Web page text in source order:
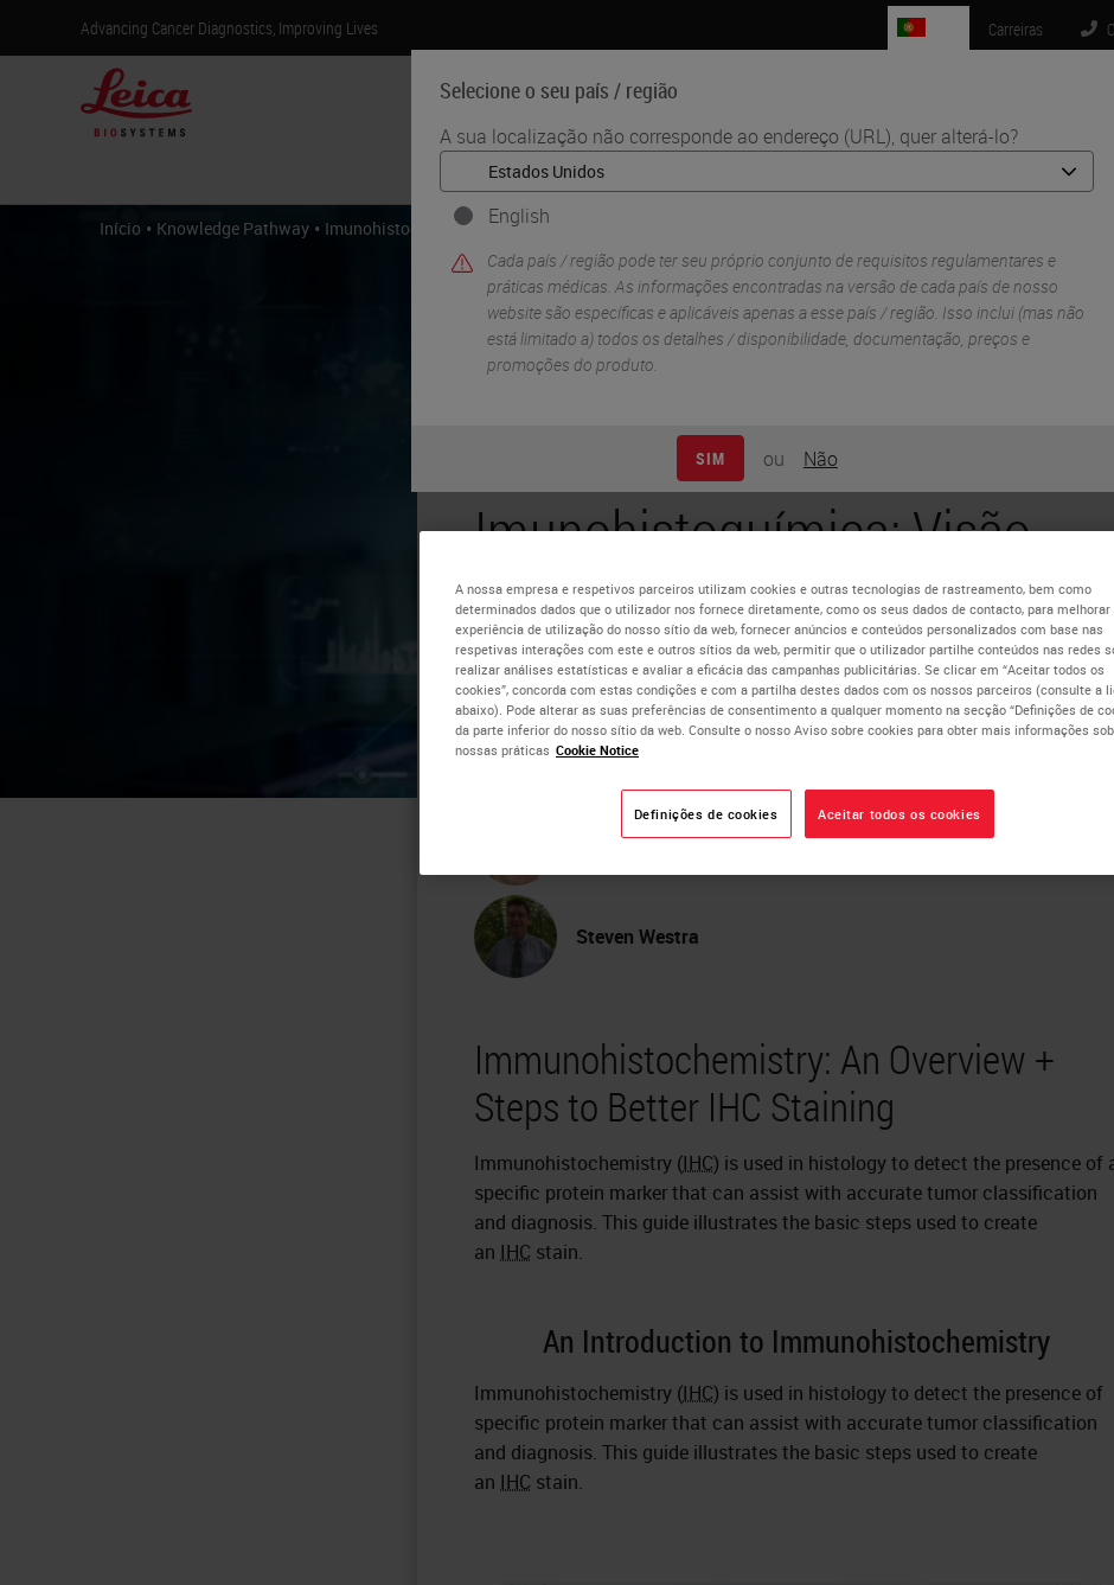
Advancing Cancer Diagnostics, Improving Lives
Selecione o seu país / região
A sua localização não corresponde ao endereço (URL), quer alterá-lo?
English
Cada país / região pode ter seu próprio conjunto de requisitos regulamentares e
práticas médicas. As informações encontradas na versão de cada país de nosso
website são específicas e aplicáveis ​​apenas a esse país / região. Isso inclui (mas não
está limitado a) todos os detalhes / disponibilidade, documentação, preços e
promoções do produto.
SIM ou Não
Carreiras
Produtos Ciências da Vida
Início • Knowledge Pathway • Imunohistoquímica: Visão geral + passos a dar para uma melhor coloração IHC
Imunohistoquímica: Visão
geral + passos a dar para
uma melhor coloração IHC
James Anderson
Global Marketing Manager
Geoffrey Rolls
Steven Westra
Immunohistochemistry: An Overview +
Steps to Better IHC Staining
Immunohistochemistry (IHC) is used in histology to detect the presence of
specific protein marker that can assist with accurate tumor classification
and diagnosis. This guide illustrates the basic steps used to create
an IHC stain.
An Introduction to Immunohistochemistry
Immunohistochemistry (IHC) is used in histology to detect the presence of
specific protein marker that can assist with accurate tumor classification
and diagnosis. This guide illustrates the basic steps used to create
an IHC stain.
A nossa empresa e respetivos parceiros utilizam cookies e outras tecnologias de rastreamento, bem como
determinados dados que o utilizador nos fornece diretamente, como os seus dados de contacto, para melhorar
experiência de utilização do nosso sítio da web, fornecer anúncios e conteúdos personalizados com base nas
respetivas interações com este e outros sítios da web, permitir que o utilizador partilhe conteúdos nas redes
realizar análises estatísticas e avaliar a eficácia das campanhas publicitárias. Se clicar em “Aceitar todos os
cookies”, concorda com estas condições e com a partilha destes dados com os nossos parceiros (consulte a
abaixo). Pode alterar as suas preferências de consentimento a qualquer momento na secção “Definições de
da parte inferior do nosso sítio da web. Consulte o nosso Aviso sobre cookies para obter mais informações
nossas práticas Cookie Notice
Definições de cookies Aceitar todos os cookies